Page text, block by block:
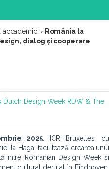
accademici › România la
dialog și cooperare
Dutch Design Week RDW & The
2025 , ICR Bruxelles, cu
la Haga, facilitează crearea unui
între Romanian Design Week și
cultural derulat în Eindhoven,